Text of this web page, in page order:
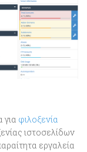
φιλοξενία
ιστοσελίδων
εργαλεία